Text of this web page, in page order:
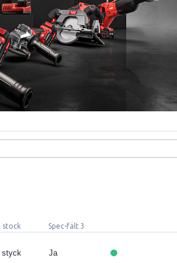
stock Spec-fält 3
styck Ja